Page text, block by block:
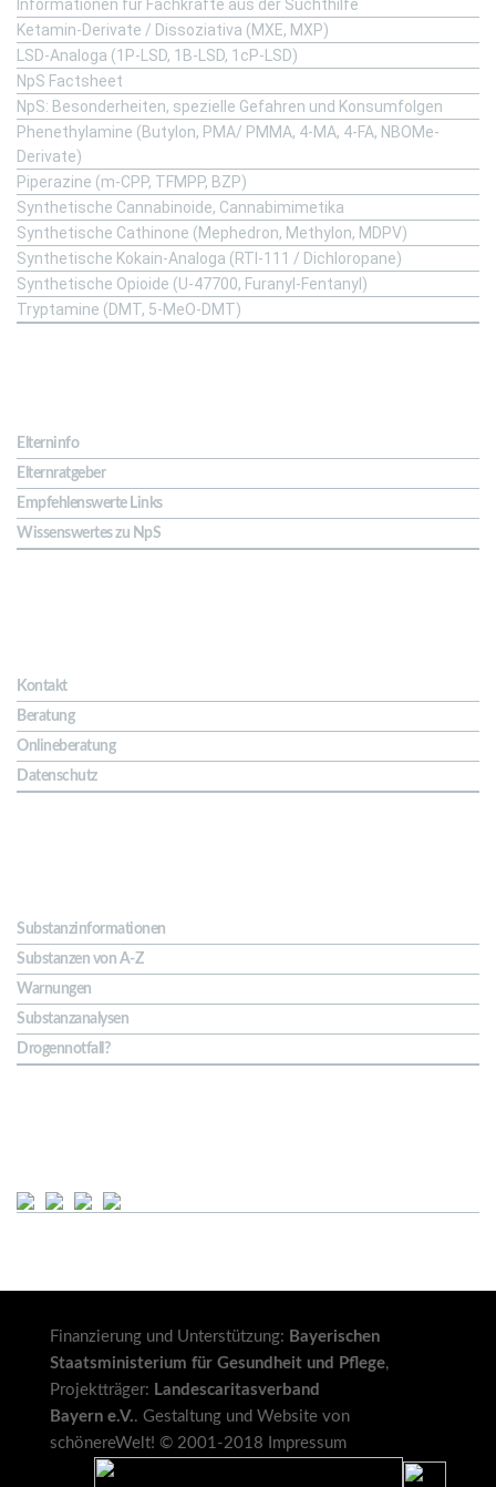
Informationen für Fachkräfte aus der Suchthilfe
Ketamin-Derivate / Dissoziativa (MXE, MXP)
LSD-Analoga (1P-LSD, 1B-LSD, 1cP-LSD)
NpS Factsheet
NpS: Besonderheiten, spezielle Gefahren und Konsumfolgen
Phenethylamine (Butylon, PMA/ PMMA, 4-MA, 4-FA, NBOMe-
Derivate)
Piperazine (m-CPP, TFMPP, BZP)
Synthetische Cannabinoide, Cannabimimetika
Synthetische Cathinone (Mephedron, Methylon, MDPV)
Synthetische Kokain-Analoga (RTI-111 / Dichloropane)
Synthetische Opioide (U-47700, Furanyl-Fentanyl)
Tryptamine (DMT, 5-MeO-DMT)
Elterninfo
Elternratgeber
Empfehlenswerte Links
Wissenswertes zu NpS
Kontakt
Beratung
Onlineberatung
Datenschutz
Substanzinformationen
Substanzen von A-Z
Warnungen
Substanzanalysen
Drogennotfall?
Finanzierung und Unterstützung: Bayerischen
Staatsministerium für Gesundheit und Pflege,
Projektträger: Landescaritasverband
Bayern e.V.. Gestaltung und Website von
schönereWelt! © 2001-2018 Impressum